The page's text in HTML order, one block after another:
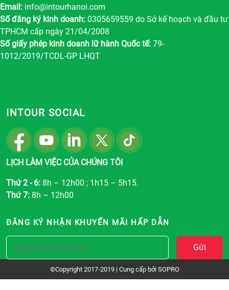
Email: info@intourhanoi.com
Số đăng ký kinh doanh: 0305659559 do Sở kế hoạch và đầu tư
TPHCM cấp ngày 21/04/2008
Số giấy phép kinh doanh lữ hành Quốc tế: 79-
1012/2019/TCDL-GP LHQT
INTOUR SOCIAL
LỊCH LÀM VIỆC CỦA CHÚNG TÔI
Thứ 2 - 6: 8h – 12h00 ; 1h15 – 5h15.
Thứ 7: 8h – 12h00
ĐĂNG KÝ NHẬN KHUYẾN MÃI HẤP DẪN
Gửi
©Copyright 2017-2019 | Cung cấp bởi SOPRO